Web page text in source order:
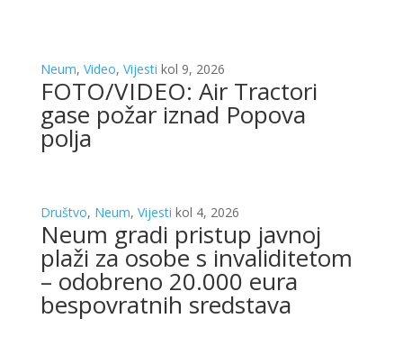
Neum, Video, Vijesti kol 9, 2026
FOTO/VIDEO: Air Tractori
gase požar iznad Popova
polja
Društvo, Neum, Vijesti kol 4, 2026
Neum gradi pristup javnoj
plaži za osobe s invaliditetom
– odobreno 20.000 eura
bespovratnih sredstava